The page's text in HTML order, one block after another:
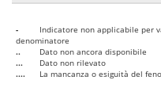
-
Indicatore non applicabile per
denominatore
..
Dato non ancora disponibile
...
Dato non rilevato
....
La mancanza o esiguità del